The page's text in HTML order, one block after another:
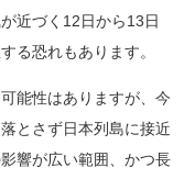
近づく12日から13日
る恐れもあります。
能性はありますが、今
とさず日本列島に接近
響が広い範囲、かつ長